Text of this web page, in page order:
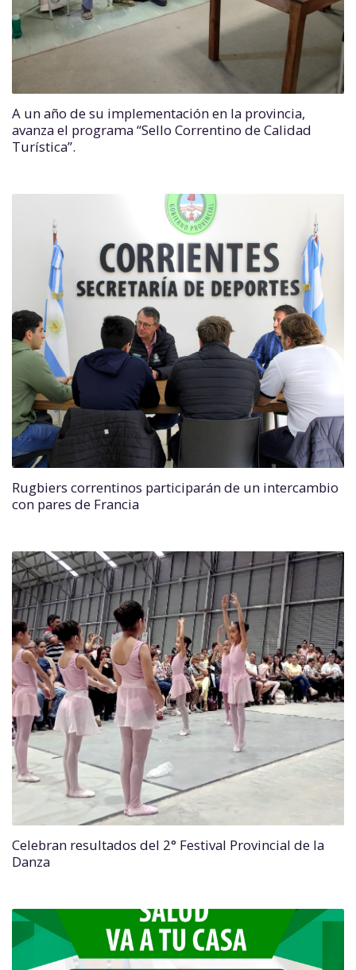
A un año de su implementación en la provincia,
avanza el programa “Sello Correntino de Calidad
Turística”.
Rugbiers correntinos participarán de un intercambio
con pares de Francia
Celebran resultados del 2° Festival Provincial de la
Danza